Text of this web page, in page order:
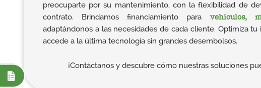
preocuparte por su mantenimiento, con la flexibilidad de
contrato. Brindamos financiamiento para vehículos,
adaptándonos a las necesidades de cada cliente. Optimiza
accede a la última tecnología sin grandes desembolsos.
¡Contáctanos y descubre cómo nuestras soluciones